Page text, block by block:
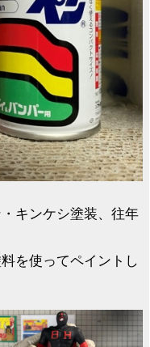
キンケシ塗装、往年
を使ってペイントし